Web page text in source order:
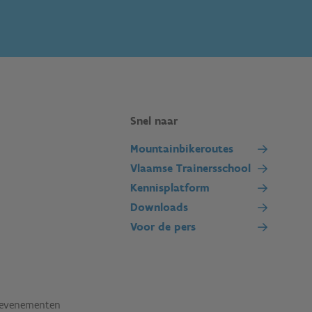
Snel naar
Mountainbikeroutes
Vlaamse Trainersschool
Kennisplatform
Downloads
Voor de pers